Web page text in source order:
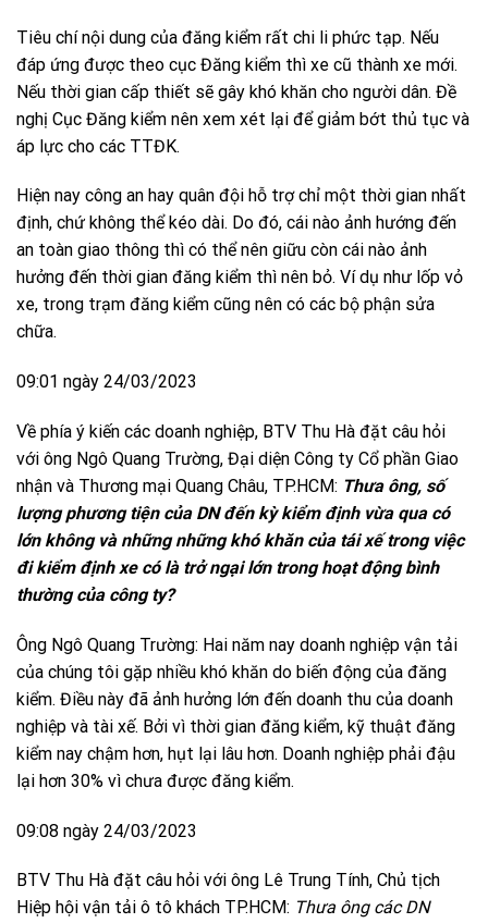
Tiêu chí nội dung của đăng kiểm rất chi li phức tạp. Nếu
đáp ứng được theo cục Đăng kiểm thì xe cũ thành xe mới.
Nếu thời gian cấp thiết sẽ gây khó khăn cho người dân. Đề
nghị Cục Đăng kiểm nên xem xét lại để giảm bớt thủ tục và
áp lực cho các TTĐK.
Hiện nay công an hay quân đội hỗ trợ chỉ một thời gian nhất
định, chứ không thể kéo dài. Do đó, cái nào ảnh hướng đến
an toàn giao thông thì có thể nên giữu còn cái nào ảnh
hưởng đến thời gian đăng kiểm thì nên bỏ. Ví dụ như lốp vỏ
xe, trong trạm đăng kiểm cũng nên có các bộ phận sửa
chữa.
09:01 ngày 24/03/2023
Về phía ý kiến các doanh nghiệp, BTV Thu Hà đặt câu hỏi
với ông Ngô Quang Trường, Đại diện Công ty Cổ phần Giao
nhận và Thương mại Quang Châu, TP.HCM: Thưa ông, số
lượng phương tiện của DN đến kỳ kiểm định vừa qua có
lớn không và những những khó khăn của tái xế trong việc
đi kiểm định xe có là trở ngại lớn trong hoạt động bình
thường của công ty?
Ông Ngô Quang Trường: Hai năm nay doanh nghiệp vận tải
của chúng tôi gặp nhiều khó khăn do biến động của đăng
kiểm. Điều này đã ảnh hưởng lớn đến doanh thu của doanh
nghiệp và tài xế. Bởi vì thời gian đăng kiểm, kỹ thuật đăng
kiểm nay chậm hơn, hụt lại lâu hơn. Doanh nghiệp phải đậu
lại hơn 30% vì chưa được đăng kiểm.
09:08 ngày 24/03/2023
BTV Thu Hà đặt câu hỏi với ông Lê Trung Tính, Chủ tịch
Hiệp hội vận tải ô tô khách TP.HCM: Thưa ông các DN